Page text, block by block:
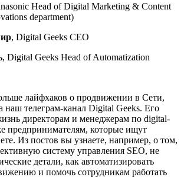
Head of Digital Marketing & Content
department)
, Digital Geeks СЕО
, Digital Geeks Head of Automatization
лайфхаков о продвижении в Сети,
наш телеграм-канал Digital Geeks. Его
директорам и менеджерам по digital-
предпринимателям, которые ищут
Из постов вы узнаете, например, о том,
систему управления SЕО, не
детали, как автоматизировать
и помочь сотрудникам работать